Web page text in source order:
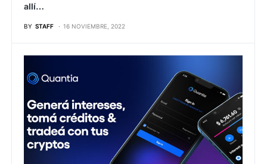
allí…
BY STAFF 16 NOVIEMBRE, 2022